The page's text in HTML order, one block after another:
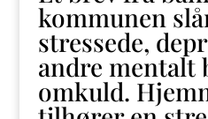
kommunen
stressede,
andre mentalt
omkuld.